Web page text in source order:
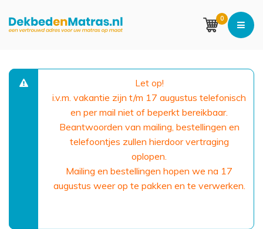
0
Let op!
i.v.m. vakantie zijn t/m 17 augustus telefonisch
en per mail niet of beperkt bereikbaar.
Beantwoorden van mailing, bestellingen en
telefoontjes zullen hierdoor vertraging
oplopen.
Mailing en bestellingen hopen we na 17
augustus weer op te pakken en te verwerken.